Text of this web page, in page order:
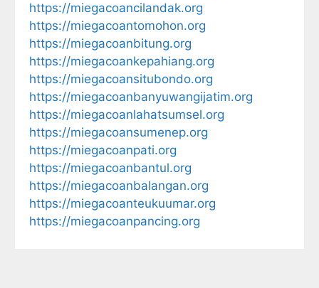
https://miegacoancilandak.org
https://miegacoantomohon.org
https://miegacoanbitung.org
https://miegacoankepahiang.org
https://miegacoansitubondo.org
https://miegacoanbanyuwangijatim.org
https://miegacoanlahatsumsel.org
https://miegacoansumenep.org
https://miegacoanpati.org
https://miegacoanbantul.org
https://miegacoanbalangan.org
https://miegacoanteukuumar.org
https://miegacoanpancing.org